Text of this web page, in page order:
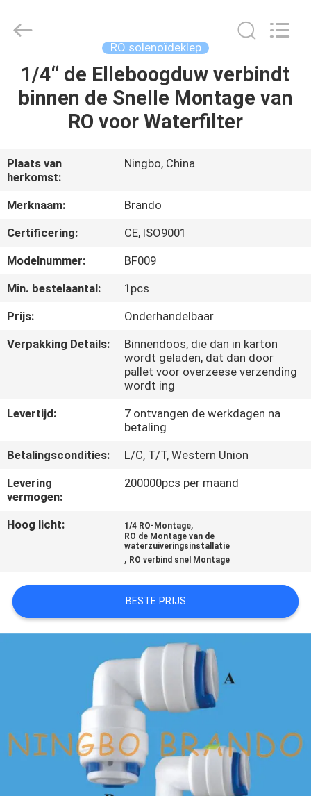
HUIS
PRODUCTEN
OVER
ONS
FABRIEKSTOCHT
NEEM
CONTACT
OP
VRAAG
EEN
OFFERTE
SITEMAP
PRIVACYBELEID
RO solenoïdeklep
1/4“ de Elleboogduw verbindt
binnen de Snelle Montage van
RO voor Waterfilter
Plaats van
herkomst:
Ningbo, China
Merknaam:
Brando
Certificering:
CE, ISO9001
Modelnummer:
BF009
Min. bestelaantal:
1pcs
Prijs:
Onderhandelbaar
Verpakking Details:
Binnendoos, die dan in karton
wordt geladen, dat dan door
pallet voor overzeese verzending
wordt ing
Levertijd:
7 ontvangen de werkdagen na
betaling
Betalingscondities:
L/C, T/T, Western Union
Levering
vermogen:
200000pcs per maand
Hoog licht: 1/4 RO-Montage,
RO de Montage van de
waterzuiveringsinstallatie
, RO verbind snel Montage
BESTE PRIJS